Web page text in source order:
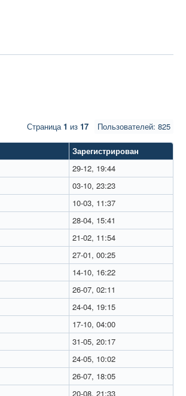
Пользователей: 825
Страница1 из 17
Зарегистрирован
29-12, 19:44
03-10, 23:23
10-03, 11:37
28-04, 15:41
21-02, 11:54
27-01, 00:25
14-10, 16:22
26-07, 02:11
24-04, 19:15
17-10, 04:00
31-05, 20:17
24-05, 10:02
26-07, 18:05
20-08, 21:33